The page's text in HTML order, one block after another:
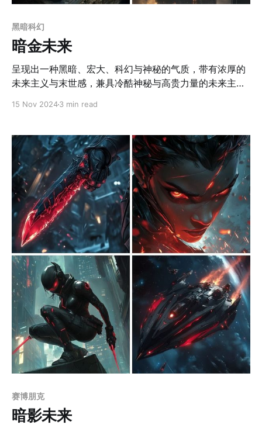
黑暗科幻
暗金未来
呈现出一种黑暗、宏大、科幻与神秘的气质，带有浓厚的
未来主义与末世感，兼具冷酷神秘与高贵力量的未来主义
冲击。画面中常见的金色光源、微光或符文式的金色线
条，不仅增强了画面的深邃感，也赋予作品一种神秘和权
威的气质。在构图上，它风格通常聚焦于宏大而荒废的场
景设计。光影处理是它的关键所在，微光与强烈阴影的对
比在这种风格中尤为重要，它通过金色光源的细微渲染，
让整个画面呈现出一种幽暗的辉煌之感。 应用场景 1. 科
幻小说封面与插画 这种风格非常适合用于科幻或末日题材
的小说封面。 2. 电影与游戏概念设计 适用于大型科幻电
影或开放世界类游戏的概念设计，尤其是在表现未来城
市、废墟景观、或神秘古老的外星文明等场景时，能够带
来强烈的沉浸体验。 3. 高端科幻展览与装置艺术 这种风
格可用于展示科幻和未来技术的展览，结合数字艺术与虚
拟现实，增强观众的沉浸感。 4. 暗黑风格的品牌与商品包
装
15 Nov 20243 min read
赛博朋克
暗影未来